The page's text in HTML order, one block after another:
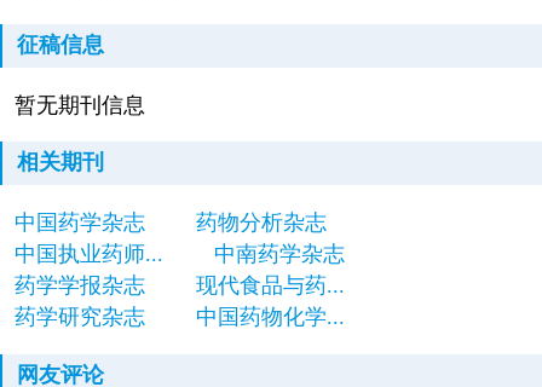
征稿信息
暂无期刊信息
相关期刊
中国药学杂志
药物分析杂志
中国执业药师...
中南药学杂志
药学学报杂志
现代食品与药...
药学研究杂志
中国药物化学...
网友评论